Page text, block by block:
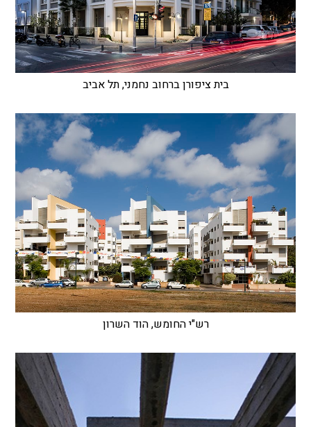
בית ציפורן ברחוב נחמני, תל אביב
רש"י החומש, הוד השרון